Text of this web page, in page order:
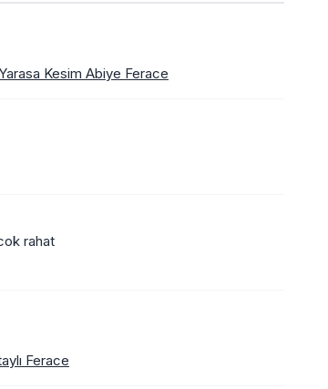
Kesim Abiye Ferace
rahat
Ferace